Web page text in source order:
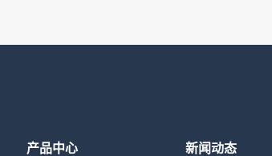
产品中心 新闻动态